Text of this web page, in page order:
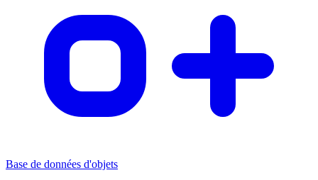
Base de données d'objets